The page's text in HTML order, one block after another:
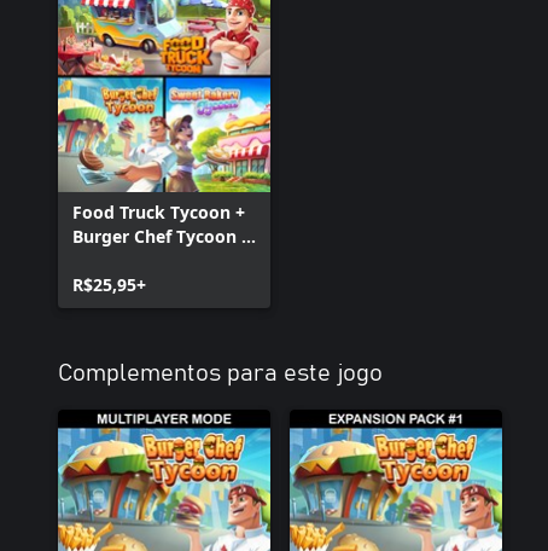
Food Truck Tycoon +
Burger Chef Tycoon +
R$25,95+
Complementos para este jogo